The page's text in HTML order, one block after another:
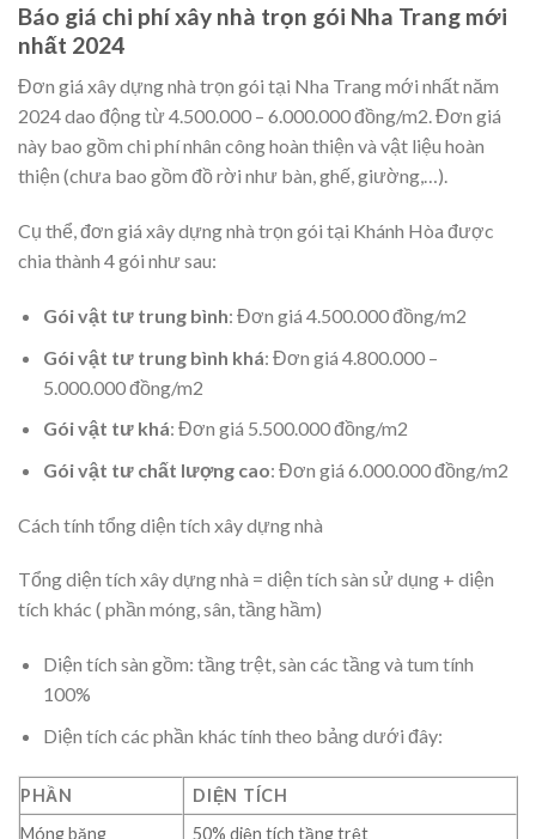
Báo giá chi phí xây nhà trọn gói Nha Trang mới
nhất 2024
Đơn giá xây dựng nhà trọn gói tại Nha Trang mới nhất năm
2024 dao động từ 4.500.000 – 6.000.000 đồng/m2. Đơn giá
này bao gồm chi phí nhân công hoàn thiện và vật liệu hoàn
thiện (chưa bao gồm đồ rời như bàn, ghế, giường,…).
Cụ thể, đơn giá xây dựng nhà trọn gói tại Khánh Hòa được
chia thành 4 gói như sau:
Gói vật tư trung bình: Đơn giá 4.500.000 đồng/m2
Gói vật tư trung bình khá: Đơn giá 4.800.000 –
5.000.000 đồng/m2
Gói vật tư khá: Đơn giá 5.500.000 đồng/m2
Gói vật tư chất lượng cao: Đơn giá 6.000.000 đồng/m2
Cách tính tổng diện tích xây dựng nhà
Tổng diện tích xây dựng nhà = diện tích sàn sử dụng + diện
tích khác ( phần móng, sân, tầng hầm)
Diện tích sàn gồm: tầng trệt, sàn các tầng và tum tính
100%
Diện tích các phần khác tính theo bảng dưới đây:
PHẦN
DIỆN TÍCH
Móng băng
50% diện tích tầng trệt